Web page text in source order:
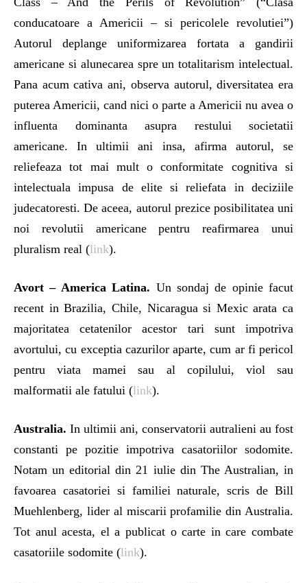
conducatoare a Americii – si pericolele revolutiei”)
Autorul deplange uniformizarea fortata a gandirii
americane si alunecarea spre un totalitarism intelectual.
Pana acum cativa ani, observa autorul, diversitatea era
puterea Americii, cand nici o parte a Americii nu avea o
influenta dominanta asupra restului societatii
americane. In ultimii ani insa, afirma autorul, se
reliefeaza tot mai mult o conformitate cognitiva si
intelectuala impusa de elite si reliefata in deciziile
judecatoresti. De aceea, autorul prezice posibilitatea uni
noi revolutii americane pentru reafirmarea unui
pluralism real (link).
Avort – America Latina. Un sondaj de opinie facut
recent in Brazilia, Chile, Nicaragua si Mexic arata ca
majoritatea cetatenilor acestor tari sunt impotriva
avortului, cu exceptia cazurilor aparte, cum ar fi pericol
pentru viata mamei sau al copilului, viol sau
malformatii ale fatului (link).
Australia. In ultimii ani, conservatorii autralieni au fost
constanti pe pozitie impotriva casatoriilor sodomite.
Notam un editorial din 21 iulie din The Australian, in
favoarea casatoriei si familiei naturale, scris de Bill
Muehlenberg, lider al miscarii profamilie din Australia.
Tot anul acesta, el a publicat o carte in care combate
casatoriile sodomite (link).